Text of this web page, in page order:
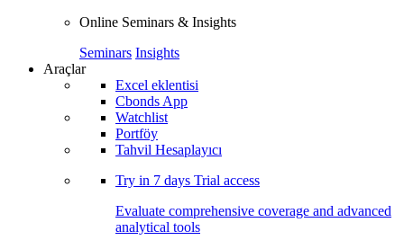
Online Seminars & Insights
Seminars Insights
Araçlar
Excel eklentisi
Cbonds App
Watchlist
Portföy
Tahvil Hesaplayıcı
Try in 7 days Trial access
Evaluate comprehensive coverage and advanced
analytical tools